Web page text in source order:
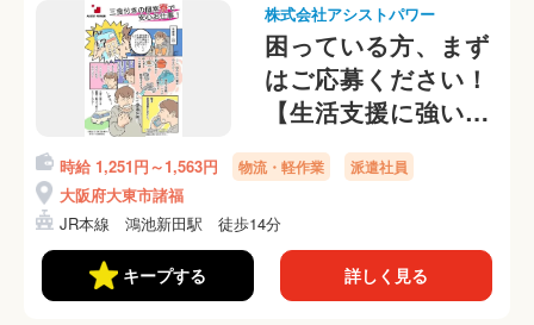
株式会社アシストパワー
困っている方、まず
はご応募ください！
【生活支援に強い派
遣会社、即日入寮
OK！】倉庫内のか
んたんピッキング仕
分け作業
時給 1,251円～1,563円 物流・軽作業 派遣社員
大阪府大東市諸福
JR本線 鴻池新田駅 徒歩14分
キープする 詳しく見る